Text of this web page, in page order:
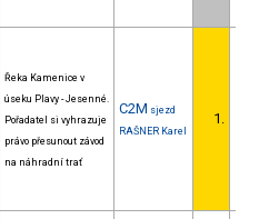
Řeka Kamenice v
úseku Plavy - Jesenné.
Pořadatel si vyhrazuje
právo přesunout závod
na náhradní trať
C2M sjezd
RAŠNER Karel
1.